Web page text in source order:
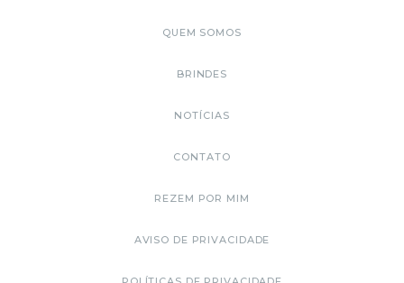
QUEM SOMOS
BRINDES
NOTÍCIAS
CONTATO
REZEM POR MIM
AVISO DE PRIVACIDADE